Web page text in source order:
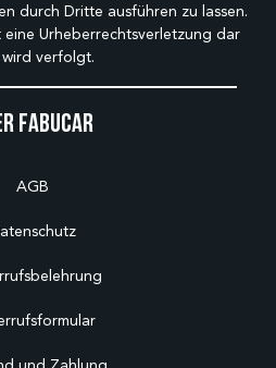
Fabucar
AGB
durch Dritte ausführen zu lassen.
Urheberrechtsverletzung dar
verfolgt.